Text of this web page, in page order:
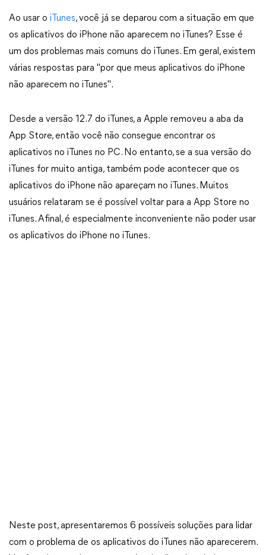
Ao usar o iTunes, você já se deparou com a situação em que
os aplicativos do iPhone não aparecem no iTunes? Esse é
um dos problemas mais comuns do iTunes. Em geral, existem
várias respostas para "por que meus aplicativos do iPhone
não aparecem no iTunes".
Desde a versão 12.7 do iTunes, a Apple removeu a aba da
App Store, então você não consegue encontrar os
aplicativos no iTunes no PC. No entanto, se a sua versão do
iTunes for muito antiga, também pode acontecer que os
aplicativos do iPhone não apareçam no iTunes. Muitos
usuários relataram se é possível voltar para a App Store no
iTunes. Afinal, é especialmente inconveniente não poder usar
os aplicativos do iPhone no iTunes.
Neste post, apresentaremos 6 possíveis soluções para lidar
com o problema de os aplicativos do iTunes não aparecerem.